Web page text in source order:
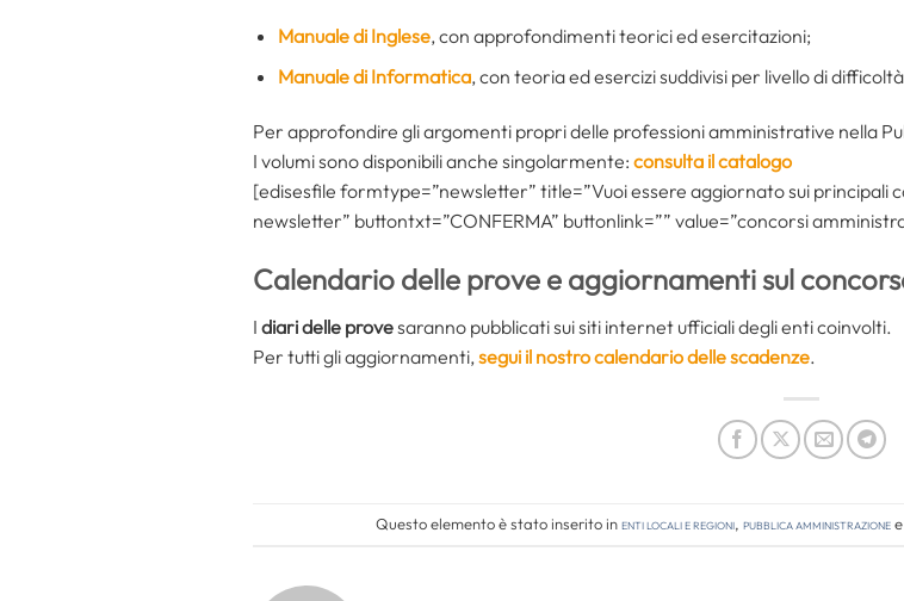
Manuale di Inglese, con approfondimenti teorici ed esercitazioni;
Manuale di Informatica, con teoria ed esercizi suddivisi per livello di
Per approfondire gli argomenti propri delle professioni amministrative nella
I volumi sono disponibili anche singolarmente: consulta il catalogo
[edisesfile formtype=”newsletter” title=”Vuoi essere aggiornato sui principali
newsletter” buttontxt=”CONFERMA” buttonlink=”” value=”concorsi
Calendario delle prove e aggiornamenti sul
I diari delle provesaranno pubblicati sui siti internet ufficiali degli enti coinvolti.
Per tutti gli aggiornamenti, segui il nostro calendario delle scadenze.
Questo elemento è stato inserito inEnti locali e regioni, Pubblica amministrazionee